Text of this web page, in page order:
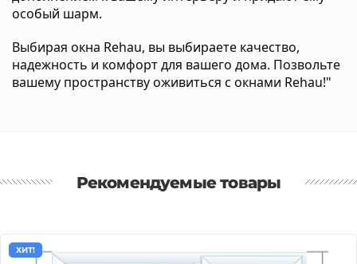
особый шарм.
Выбирая окна Rehau, вы выбираете качество,
надежность и комфорт для вашего дома. Позвольте
вашему пространству оживиться с окнами Rehau!"
Рекомендуемые товары
ХИТ!